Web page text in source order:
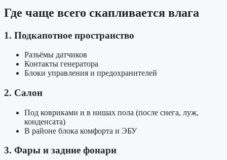
Где чаще всего скапливается влага
1. Подкапотное пространство
Разъёмы датчиков
Контакты генератора
Блоки управления и предохранителей
2. Салон
Под ковриками и в нишах пола (после снега, луж,
конденсата)
В районе блока комфорта и ЭБУ
3. Фары и задние фонари